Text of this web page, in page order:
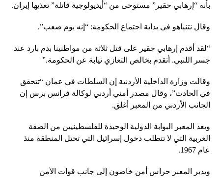
بأنه “إرهابي حقير” مستوحى من “أيديولوجية قاتلة” تغذيها إيران.
وقال نتنياهو في بداية اجتماع الحكومة: “إنه يوم صعب”.
“لقد أقدم إرهابي حقير على قتل ثلاثة من مواطنينا بدم بارد عند
جسر اللنبي. أتقدم بخالص التعازي نيابة عن الحكومة.”
وقالت وزارة الداخلية الأردنية إن السلطات في عمان “تتحقق
في الحادث”، وقال مصدر أمني أردني لوكالة فرانس برس إن
الجانب الأردني من المعبر أغلق.
ويعد المعبر البوابة الدولية الوحيدة للفلسطينيين من الضفة
الغربية التي لا تتطلب دخول إسرائيل التي تحتل المنطقة منذ
عام 1967.
ويدير المعبر حراس أمن خاصون إلى جانب قوات الأمن